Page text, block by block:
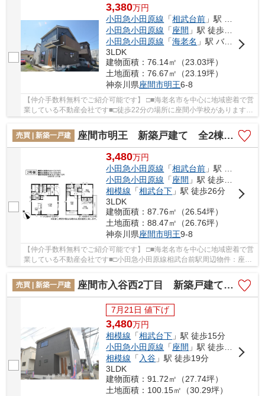
3,380万円
小田急小田原線 「相武台前 」駅 徒歩13分
小田急小田原線 「座間 」駅 徒歩21分
小田急小田原線 「海老名 」駅 バス33分 「座間中学校前」 停歩5分
3LDK
建物面積：76.14㎡（23.03坪）
土地面積：76.67㎡（23.19坪）
神奈川県座間市明王6-8
【仲介手数料無料でご紹介可能です】 □■海老名市を中心に地域密着で営
業している不動産会社です■□徒歩22分の場所に座間小学校があります。
綺麗で清潔感のある室内が新築戸建ての特徴で...
売買 | 新築一戸建
座間市明王 新築戸建て 全2棟【仲介手数料無料】
3,480万円
小田急小田原線 「相武台前 」駅 徒歩14分
小田急小田原線 「座間 」駅 徒歩20分
相模線 「相武台下 」駅 徒歩26分
3LDK
建物面積：87.76㎡（26.54坪）
土地面積：88.47㎡（26.76坪）
神奈川県座間市明王9-8
【仲介手数料無料でご紹介可能です】 □■海老名市を中心に地域密着で営
業している不動産会社です■□小田急小田原線相武台前駅周辺物件：座間
市明王 新築戸建て 全２棟【仲介手数料無料...
売買 | 新築一戸建
座間市入谷西2丁目 新築戸建て 全4棟【仲介手数料無料】
7月21日 値下げ
3,480万円
相模線 「相武台下 」駅 徒歩15分
小田急小田原線 「座間 」駅 徒歩19分
相模線 「 入谷 」駅 徒歩19分
3LDK
建物面積：91.72㎡（27.74坪）
土地面積：100.15㎡（30.29坪）